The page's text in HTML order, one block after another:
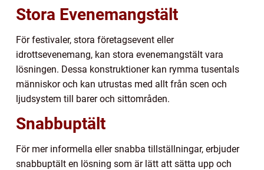
Stora Evenemangstält
För festivaler, stora företagsevent eller
idrottsevenemang, kan stora evenemangstält vara
lösningen. Dessa konstruktioner kan rymma tusentals
människor och kan utrustas med allt från scen och
ljudsystem till barer och sittområden.
Snabbuptält
För mer informella eller snabba tillställningar, erbjuder
snabbuptält en lösning som är lätt att sätta upp och